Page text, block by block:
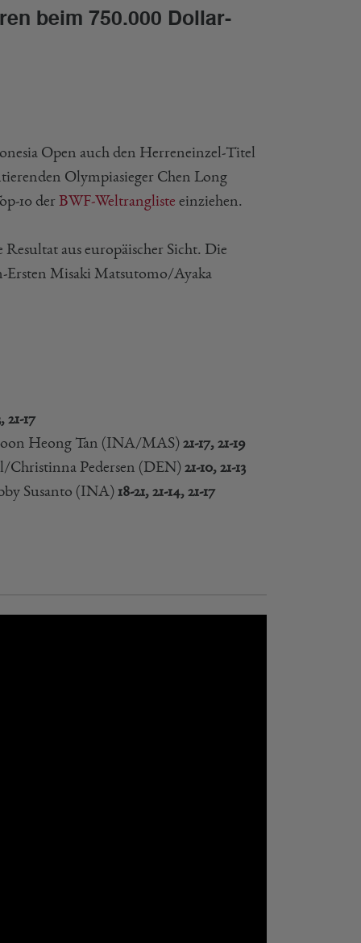
beim 750.000 Dollar-
Open auch den Herreneinzel-Titel
Olympiasieger Chen Long
10 der BWF-Weltrangliste einziehen.
aus europäischer Sicht. Die
Ersten Misaki Matsutomo/Ayaka
21-17
Heong Tan (INA/MAS) 21-17, 21-19
Christinna Pedersen (DEN)21-10, 21-13
Susanto (INA) 18-21, 21-14, 21-17